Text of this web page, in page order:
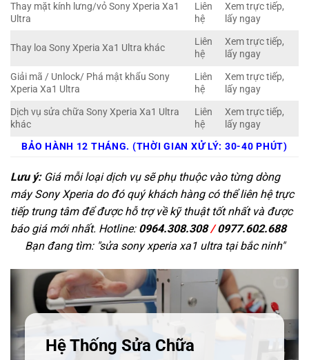
Thay mặt kính lưng/vỏ Sony Xperia Xa1
Ultra
Liên
hệ
Xem trực tiếp,
lấy ngay
Thay loa Sony Xperia Xa1 Ultra khác
Liên
hệ
Xem trực tiếp,
lấy ngay
Giải mã / Unlock/ Phá mật khẩu Sony
Xperia Xa1 Ultra
Liên
hệ
Xem trực tiếp,
lấy ngay
Dịch vụ sửa chữa Sony Xperia Xa1 Ultra
khác
Liên
hệ
Xem trực tiếp,
lấy ngay
BẢO HÀNH 12 THÁNG. (THỜI GIAN XỬ LÝ: 30-40 PHÚT)
Lưu ý:Giá mỗi loại dịch vụ sẽ phụ thuộc vào từng dòng
máy Sony Xperia do đó quý khách hàng có thể liên hệ trực
tiếp trung tâm để được hỗ trợ về kỹ thuật tốt nhất và được
báo giá mới nhất. Hotline: 0964.308.308/0977.602.688
Bạn đang tìm: "sửa sony xperia xa1 ultra tại bắc ninh"
Hệ Thống Sửa Chữa